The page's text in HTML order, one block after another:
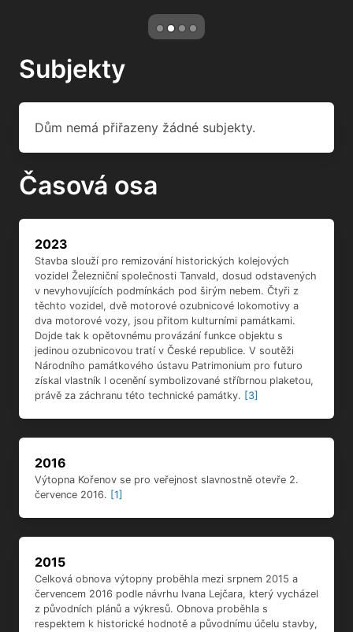
Subjekty
Dům nemá přiřazeny žádné subjekty.
Časová osa
2023
Stavba slouží pro remizování historických kolejových
vozidel Železniční společnosti Tanvald, dosud odstavených
v nevyhovujících podmínkách pod širým nebem. Čtyři z
těchto vozidel, dvě motorové ozubnicové lokomotivy a
dva motorové vozy, jsou přitom kulturními památkami.
Dojde tak k opětovnému provázání funkce objektu s
jedinou ozubnicovou tratí v České republice. V soutěži
Národního památkového ústavu Patrimonium pro futuro
získal vlastník l ocenění symbolizované stříbrnou plaketou,
právě za záchranu této technické památky. [3]
2016
Výtopna Kořenov se pro veřejnost slavnostně otevře 2.
července 2016. [1]
2015
Celková obnova výtopny proběhla mezi srpnem 2015 a
červencem 2016 podle návrhu Ivana Lejčara, který vycházel
z původních plánů a výkresů. Obnova proběhla s
respektem k historické hodnotě a původnímu účelu stavby,